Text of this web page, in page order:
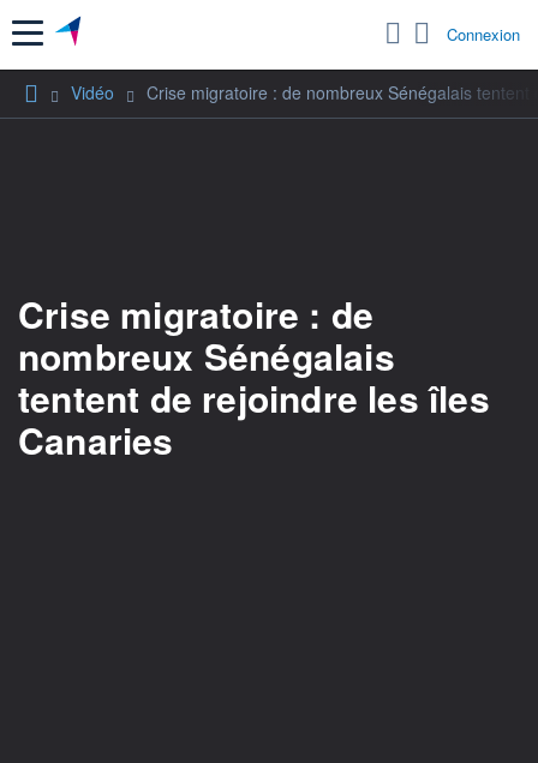
Menu Connexion
Vidéo Crise migratoire : de nombreux Sénégalais
Crise migratoire : de
nombreux Sénégalais
tentent de rejoindre les îles
Canaries